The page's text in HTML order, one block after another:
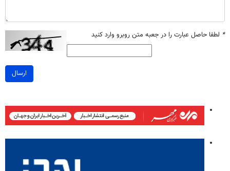
* لطفا حاصل عبارت را در جعبه متن روبرو وارد کنید
ارسال